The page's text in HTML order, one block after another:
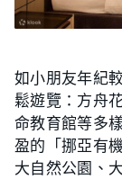
如小朋友年紀
鬆遊覽：方舟
命教育館等多
盈的「挪亞有
大自然公園、